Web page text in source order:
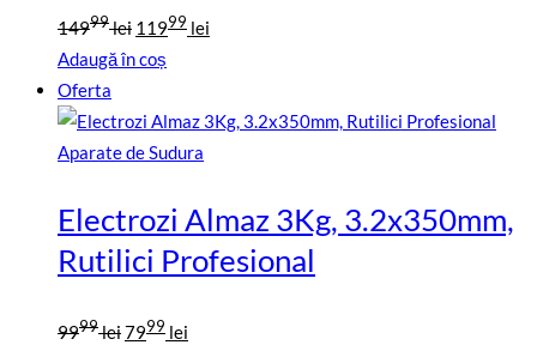
14999 lei Prețul
inițial
fost:
14999
11999 lei
11999
Adaugă în coș
Oferta
Aparate de Sudura
Electrozi Almaz 3Kg, 3.2x350mm,
Rutilici Profesional
9999 leiPrețul
7999 lei